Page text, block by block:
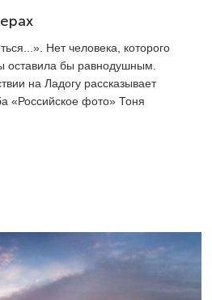
Нет человека, которого
оставила бы равнодушным.
на Ладогу рассказывает
«Российское фото» Тоня